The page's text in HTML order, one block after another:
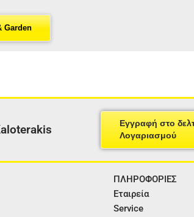
Garden
Εγγραφή στο
Λογαριασμού
ΠΛΗΡΟΦΟΡΙΕΣ
Εταιρεία
Service